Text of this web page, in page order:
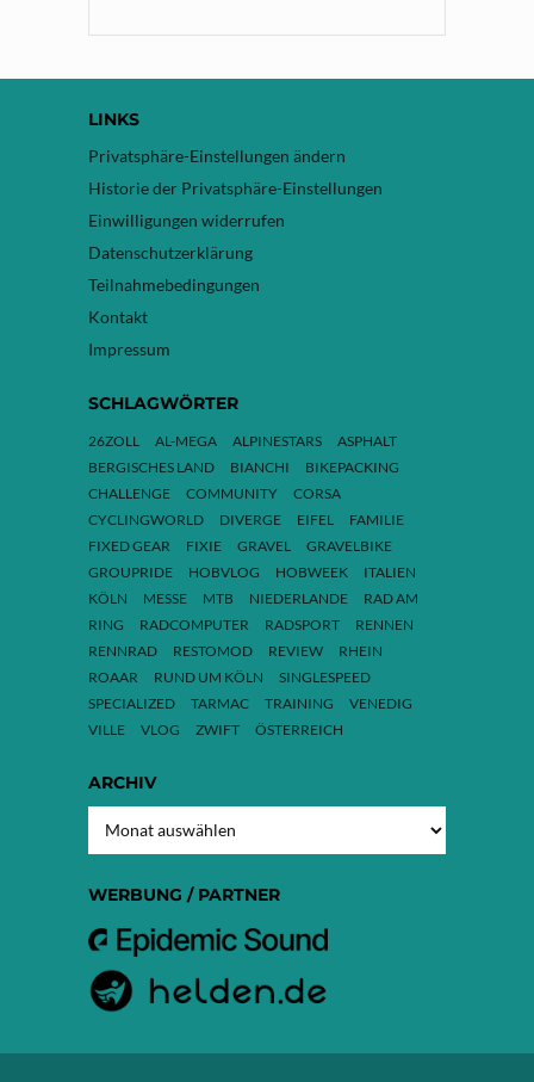
LINKS
Privatsphäre-Einstellungen ändern
Historie der Privatsphäre-Einstellungen
Einwilligungen widerrufen
Datenschutzerklärung
Teilnahmebedingungen
Kontakt
Impressum
SCHLAGWÖRTER
26ZOLL AL-MEGA ALPINESTARS
ASPHALT
BERGISCHES LAND
BIANCHI
BIKEPACKING
CHALLENGE
COMMUNITY
CORSA
CYCLINGWORLD
DIVERGE EIFEL
FAMILIE
FIXED GEAR
FIXIE GRAVEL
GRAVELBIKE
GROUPRIDE
HOBVLOG HOBWEEK
ITALIEN
KÖLN
MESSE MTB NIEDERLANDE
RAD AM
RING
RADCOMPUTER RADSPORT
RENNEN
RENNRAD
RESTOMOD REVIEW
RHEIN
ROAAR
RUND UM KÖLN
SINGLESPEED
SPECIALIZED
TARMAC TRAINING
VENEDIG
VILLE
VLOG ZWIFT ÖSTERREICH
ARCHIV
WERBUNG / PARTNER